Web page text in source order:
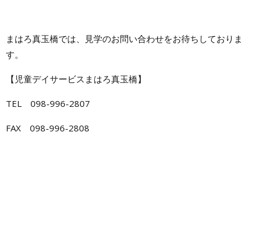
まはろ真玉橋では、見学のお問い合わせをお待ちしておりま
す。
【児童デイサービスまはろ真玉橋】
TEL 098-996-2807
FAX 098-996-2808